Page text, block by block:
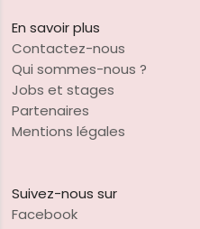
En savoir plus
Contactez-nous
Qui sommes-nous ?
Jobs et stages
Partenaires
Mentions légales
Suivez-nous sur
Facebook